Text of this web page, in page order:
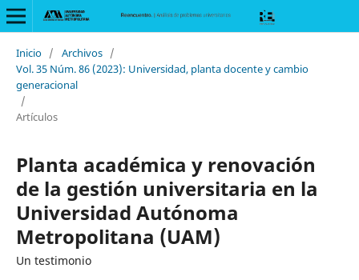
Inicio / Archivos /
Vol. 35 Núm. 86 (2023): Universidad, planta docente y cambio
generacional
/
Artículos
Planta académica y renovación
de la gestión universitaria en la
Universidad Autónoma
Metropolitana (UAM)
Un testimonio